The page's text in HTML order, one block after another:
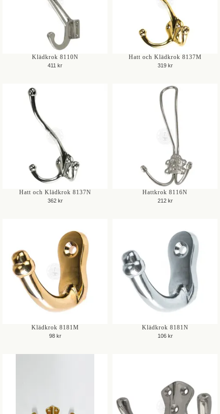
Klädkrok 8110N
411 kr
Hatt och Klädkrok 8137M
319 kr
Hatt och Klädkrok 8137N
362 kr
Hattkrok 8116N
212 kr
Klädkrok 8181M
98 kr
Klädkrok 8181N
106 kr